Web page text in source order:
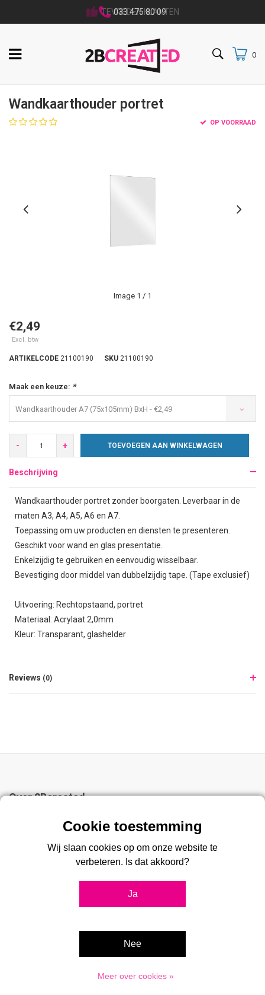
TEVREDEN KLANTEN
033 475 80 09
0
Wandkaarthouder portret
OP VOORRAAD
Image 1 / 1
€2,49
Excl. btw
ARTIKELCODE 21100190 SKU 21100190
Maak een keuze: *
Wandkaarthouder A7 (75x105mm) BxH - €2,49
- + TOEVOEGEN AAN WINKELWAGEN
Beschrijving
Wandkaarthouder portret zonder boorgaten. Leverbaar in de
maten A3, A4, A5, A6 en A7.
Toepassing om uw producten en diensten te presenteren.
Geschikt voor wand en glas presentatie.
Enkelzijdig te gebruiken en eenvoudig wisselbaar.
Bevestiging door middel van dubbelzijdig tape. (Tape exclusief)
Uitvoering: Rechtopstaand, portret
Materiaal: Acrylaat 2,0mm
Kleur: Transparant, glashelder
Reviews (0)
Over 2Bcreated
2Bcreated is al 20 jaar dé specialist in kliklijsten, en
presentatiesystemen. Bij ons vindt u een groot assortiment kliklijsten,
stoepborden, vitrines, digitale displays, menukaarthouders en
Wij slaan cookies op om onze website te
verbeteren. Is dat akkoord?
Ja
Nee
Meer over cookies »